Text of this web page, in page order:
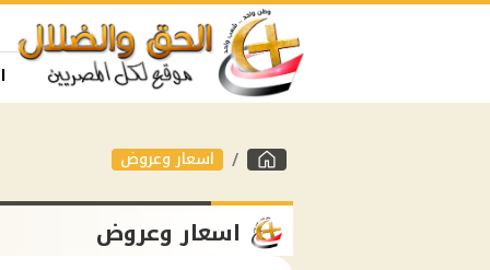
اسعار وعروض
اسعار وعروض